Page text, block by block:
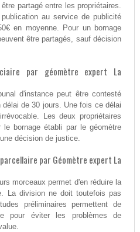
partagé entre les propriétaires.
au service de publicité
en moyenne. Pour un bornage
être partagés, sauf décision
par géomètre expert La
d'instance peut être contesté
de 30 jours. Une fois ce délai
Les deux propriétaires
bornage établi par le géomètre
décision de justice.
par Géomètre expert La
morceaux permet d'en réduire la
La division ne doit toutefois pas
préliminaires permettent de
pour éviter les problèmes de